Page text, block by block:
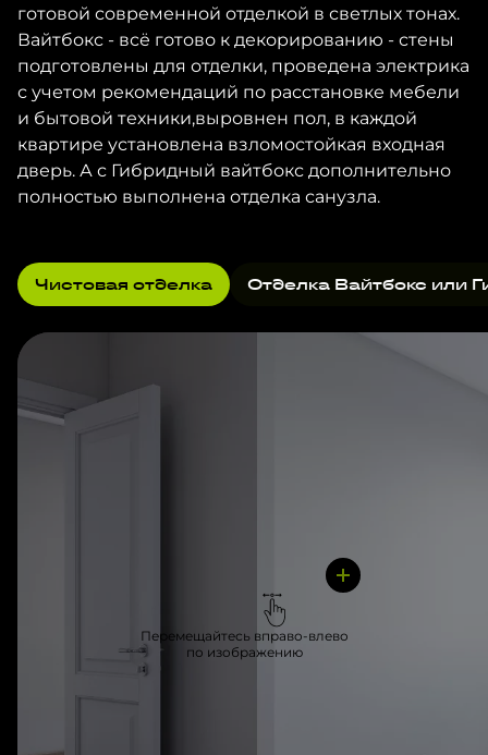
готовой современной отделкой в светлых тонах.
Вайтбокс - всё готово к декорированию - стены
подготовлены для отделки, проведена электрика
с учетом рекомендаций по расстановке мебели
и бытовой техники,выровнен пол, в каждой
квартире установлена взломостойкая входная
дверь. А с Гибридный вайтбокс дополнительно
полностью выполнена отделка санузла.
Чистовая отделка Отделка Вайтбокс или
Перемещайтесь вправо-влево
по изображению